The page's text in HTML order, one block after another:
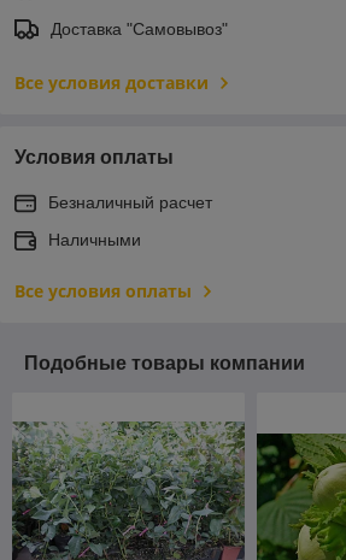
Доставка "Самовывоз"
Все условия доставки
Условия оплаты
Безналичный расчет
Наличными
Все условия оплаты
Подобные товары компании